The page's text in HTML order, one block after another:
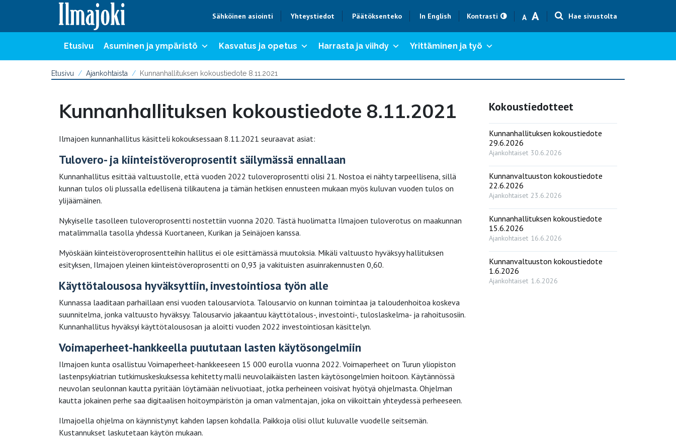
Sähköinen asiointi Yhteystiedot Päätöksenteko In English Kontrasti A
Text size smaller
AText size bigger
Hae sivustolta
Etusivu Asuminen ja ympäristö Kasvatus ja opetus Harrasta ja viihdy Yrittäminen ja työ
Etusivu Ajankohtaista Kunnanhallituksen kokoustiedote 8.11.2021
Kunnanhallituksen kokoustiedote 8.11.2021
Ilmajoen kunnanhallitus käsitteli kokouksessaan 8.11.2021 seuraavat asiat:
Tulovero- ja kiinteistöveroprosentit säilymässä ennallaan
Kunnanhallitus esittää valtuustolle, että vuoden 2022 tuloveroprosentti olisi 21. Nostoa ei nähty tarpeellisena, sillä
kunnan tulos oli plussalla edellisenä tilikautena ja tämän hetkisen ennusteen mukaan myös kuluvan vuoden tulos on
ylijäämäinen.
Nykyiselle tasolleen tuloveroprosentti nostettiin vuonna 2020. Tästä huolimatta Ilmajoen tuloverotus on maakunnan
matalimmalla tasolla yhdessä Kuortaneen, Kurikan ja Seinäjoen kanssa.
Myöskään kiinteistöveroprosentteihin hallitus ei ole esittämässä muutoksia. Mikäli valtuusto hyväksyy hallituksen
esityksen, Ilmajoen yleinen kiinteistöveroprosentti on 0,93 ja vakituisten asuinrakennusten 0,60.
Käyttötalousosa hyväksyttiin, investointiosa työn alle
Kunnassa laaditaan parhaillaan ensi vuoden talousarviota. Talousarvio on kunnan toimintaa ja taloudenhoitoa koskeva
suunnitelma, jonka valtuusto hyväksyy. Talousarvio jakaantuu käyttötalous-, investointi-, tuloslaskelma- ja rahoitusosiin.
Kunnanhallitus hyväksyi käyttötalousosan ja aloitti vuoden 2022 investointiosan käsittelyn.
Voimaperheet-hankkeella puututaan lasten käytösongelmiin
Ilmajoen kunta osallistuu Voimaperheet-hankkeeseen 15 000 eurolla vuonna 2022. Voimaperheet on Turun yliopiston
lastenpsykiatrian tutkimuskeskuksessa kehitetty malli neuvolaikäisten lasten käytösongelmien hoitoon. Käytännössä
neuvolan seulonnan kautta pyritään löytämään nelivuotiaat, jotka perheineen voisivat hyötyä ohjelmasta. Ohjelman
kautta jokainen perhe saa digitaalisen hoitoympäristön ja oman valmentajan, joka on viikoittain yhteydessä perheeseen.
Ilmajoella ohjelma on käynnistynyt kahden lapsen kohdalla. Paikkoja olisi ollut kuluvalle vuodelle seitsemän.
Kustannukset laskutetaan käytön mukaan.
Kokoustiedotteet
Kunnanhallituksen kokoustiedote
29.6.2026
Ajankohtaiset 30.6.2026
Kunnanvaltuuston kokoustiedote
22.6.2026
Ajankohtaiset 23.6.2026
Kunnanhallituksen kokoustiedote
15.6.2026
Ajankohtaiset 16.6.2026
Kunnanvaltuuston kokoustiedote
1.6.2026
Ajankohtaiset 1.6.2026